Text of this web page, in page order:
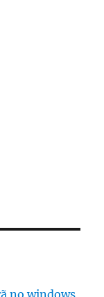
no windows